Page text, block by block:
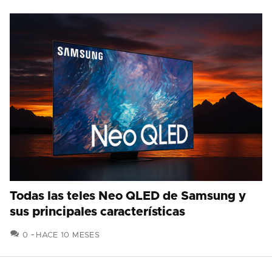
Todas las teles Neo QLED de Samsung y
sus principales características
0 COMENTARIOS
HACE 10 MESES